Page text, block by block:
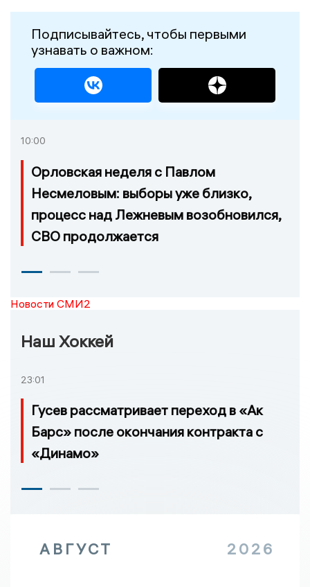
Подписывайтесь, чтобы первыми
узнавать о важном:
10:00
Орловская неделя с Павлом
Несмеловым: выборы уже близко,
процесс над Лежневым возобновился,
СВО продолжается
Новости СМИ2
Наш Хоккей
23:01
Гусев рассматривает переход в «Ак
Барс» после окончания контракта с
«Динамо»
АВГУСТ 2026